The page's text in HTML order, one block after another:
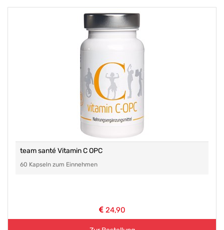
team santé Vitamin C OPC
60 Kapseln zum Einnehmen
24,90